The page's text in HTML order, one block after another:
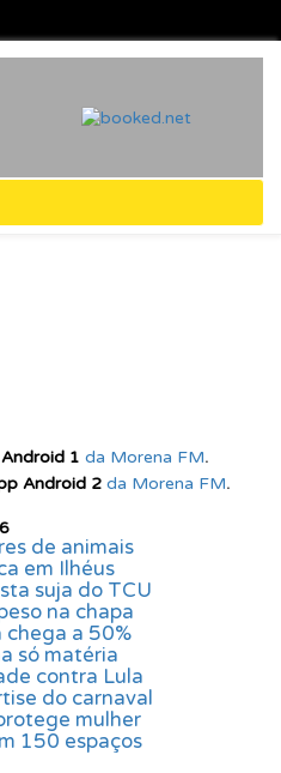
1 da Morena FM.
Android 2da Morena FM.
de animais
em Ilhéus
suja do TCU
na chapa
chega a 50%
só matéria
contra Lula
do carnaval
mulher
150 espaços